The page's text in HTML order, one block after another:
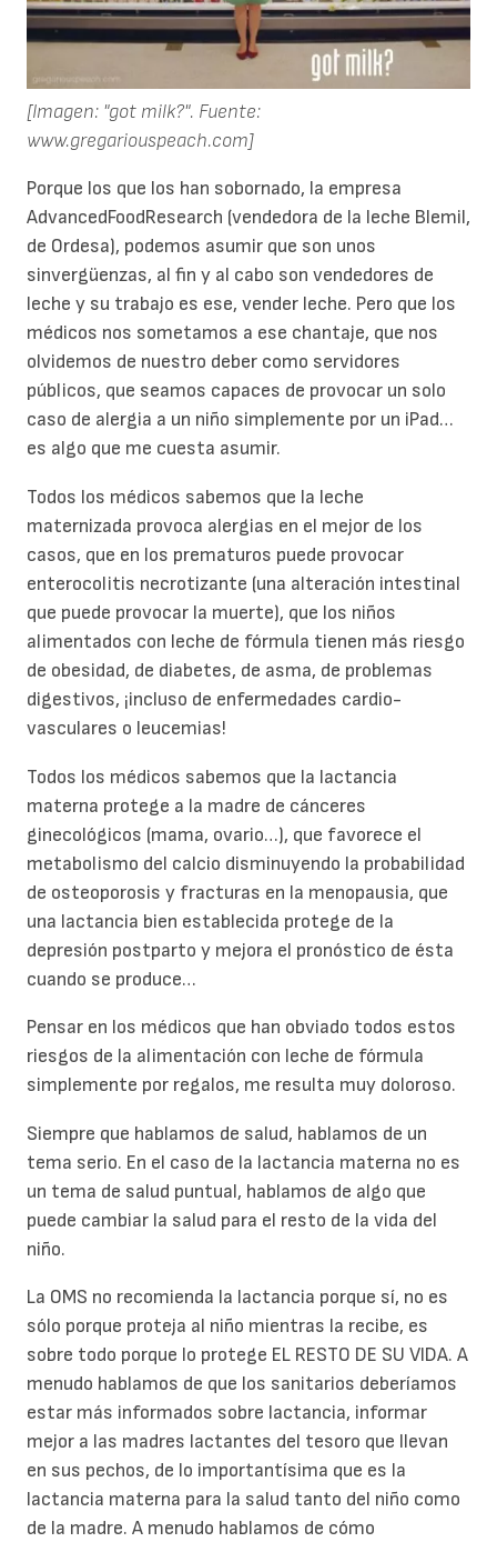
[Imagen: "got milk?". Fuente:
www.gregariouspeach.com]
Porque los que los han sobornado, la empresa
AdvancedFoodResearch (vendedora de la leche Blemil,
de Ordesa), podemos asumir que son unos
sinvergüenzas, al fin y al cabo son vendedores de
leche y su trabajo es ese, vender leche. Pero que los
médicos nos sometamos a ese chantaje, que nos
olvidemos de nuestro deber como servidores
públicos, que seamos capaces de provocar un solo
caso de alergia a un niño simplemente por un iPad…
es algo que me cuesta asumir.
Todos los médicos sabemos que la leche
maternizada provoca alergias en el mejor de los
casos, que en los prematuros puede provocar
enterocolitis necrotizante (una alteración intestinal
que puede provocar la muerte), que los niños
alimentados con leche de fórmula tienen más riesgo
de obesidad, de diabetes, de asma, de problemas
digestivos, ¡incluso de enfermedades cardio-
vasculares o leucemias!
Todos los médicos sabemos que la lactancia
materna protege a la madre de cánceres
ginecológicos (mama, ovario…), que favorece el
metabolismo del calcio disminuyendo la probabilidad
de osteoporosis y fracturas en la menopausia, que
una lactancia bien establecida protege de la
depresión postparto y mejora el pronóstico de ésta
cuando se produce…
Pensar en los médicos que han obviado todos estos
riesgos de la alimentación con leche de fórmula
simplemente por regalos, me resulta muy doloroso.
Siempre que hablamos de salud, hablamos de un
tema serio. En el caso de la lactancia materna no es
un tema de salud puntual, hablamos de algo que
puede cambiar la salud para el resto de la vida del
niño.
La OMS no recomienda la lactancia porque sí, no es
sólo porque proteja al niño mientras la recibe, es
sobre todo porque lo protege EL RESTO DE SU VIDA. A
menudo hablamos de que los sanitarios deberíamos
estar más informados sobre lactancia, informar
mejor a las madres lactantes del tesoro que llevan
en sus pechos, de lo importantísima que es la
lactancia materna para la salud tanto del niño como
de la madre. A menudo hablamos de cómo